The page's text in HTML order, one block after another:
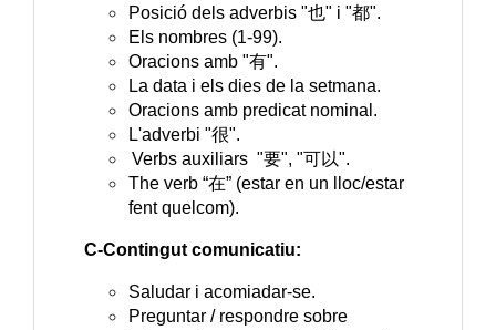
Posició dels adverbis "也" i "都".
Els nombres (1-99).
Oracions amb "有".
La data i els dies de la setmana.
Oracions amb predicat nominal.
L'adverbi "很".
Verbs auxiliars "要", "可以".
The verb “在” (estar en un lloc/estar
fent quelcom).
C-Contingut comunicatiu:
Saludar i acomiadar-se.
Preguntar / respondre sobre